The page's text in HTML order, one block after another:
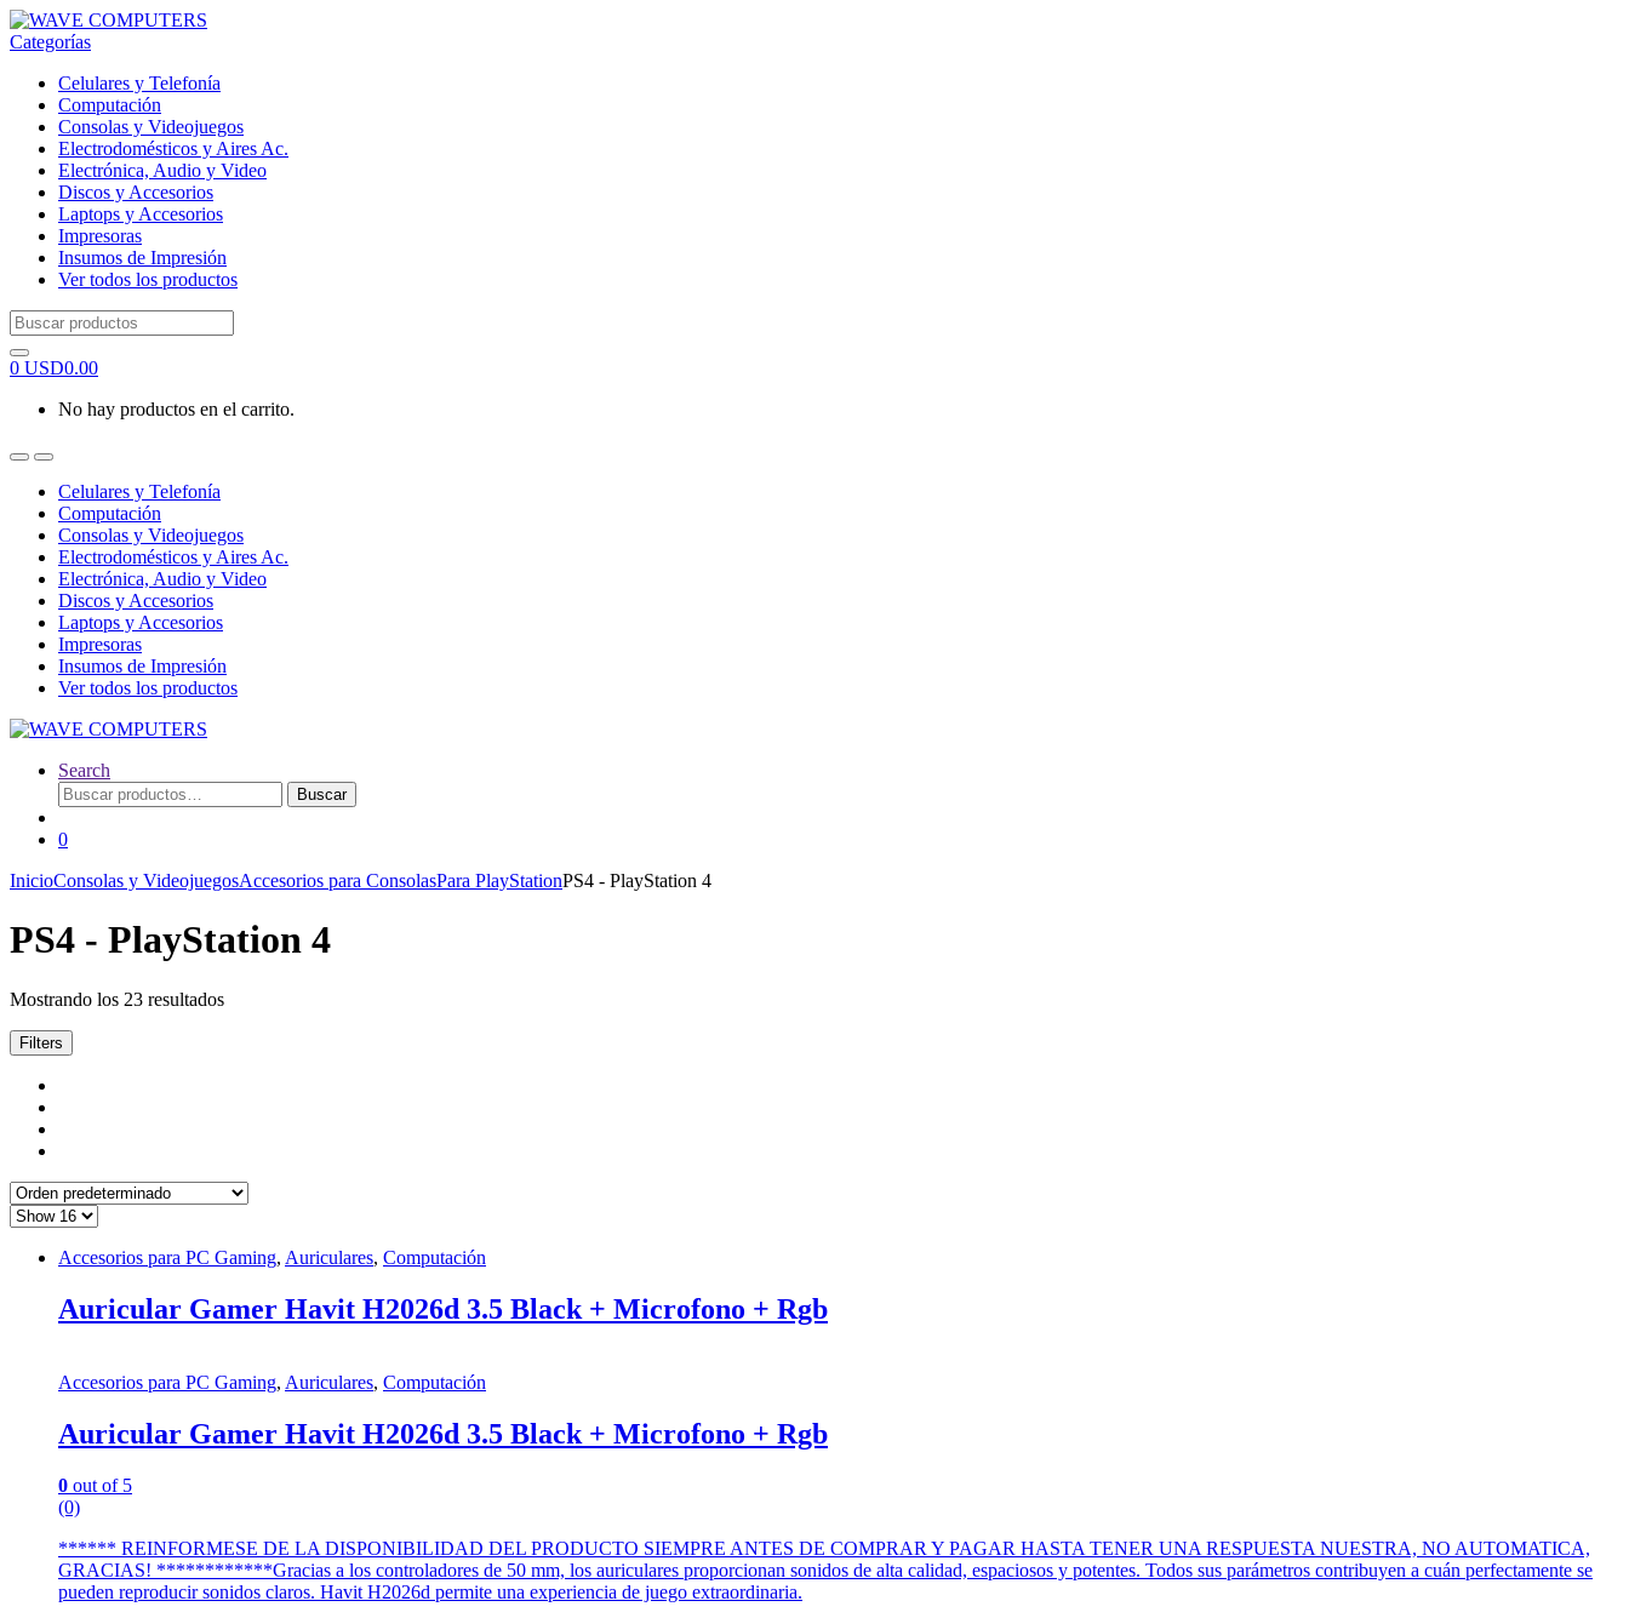
Skip
to
Skip
to
Categorías
Celulares y Telefonía
Computación
Consolas y Videojuegos
Electrodomésticos y Aires Ac.
Electrónica, Audio y Video
Discos y Accesorios
Laptops y Accesorios
Impresoras
Insumos de Impresión
Ver todos los productos
Search
for:
0 USD0.00
No hay productos en el carrito.
Celulares y Telefonía
Computación
Consolas y Videojuegos
Electrodomésticos y Aires Ac.
Electrónica, Audio y Video
Discos y Accesorios
Laptops y Accesorios
Impresoras
Insumos de Impresión
Ver todos los productos
Search
Buscar
por:
Buscar
0
InicioConsolas y VideojuegosAccesorios para ConsolasPara PlayStationPS4 - PlayStation 4
PS4 - PlayStation 4
Mostrando los 23 resultados
Filters
Accesorios para PC Gaming, Auriculares, Computación
Auricular Gamer Havit H2026d 3.5 Black + Microfono + Rgb
Accesorios para PC Gaming, Auriculares, Computación
Auricular Gamer Havit H2026d 3.5 Black + Microfono + Rgb
0 out of 5
(0)
****** REINFORMESE DE LA DISPONIBILIDAD DEL PRODUCTO SIEMPRE ANTES DE COMPRAR Y PAGAR HASTA TENER UNA RESPUESTA NUESTRA, NO AUTOMATICA,
GRACIAS! ************Gracias a los controladores de 50 mm, los auriculares proporcionan sonidos de alta calidad, espaciosos y potentes. Todos sus parámetros contribuyen a cuán perfectamente se
pueden reproducir sonidos claros. Havit H2026d permite una experiencia de juego extraordinaria.